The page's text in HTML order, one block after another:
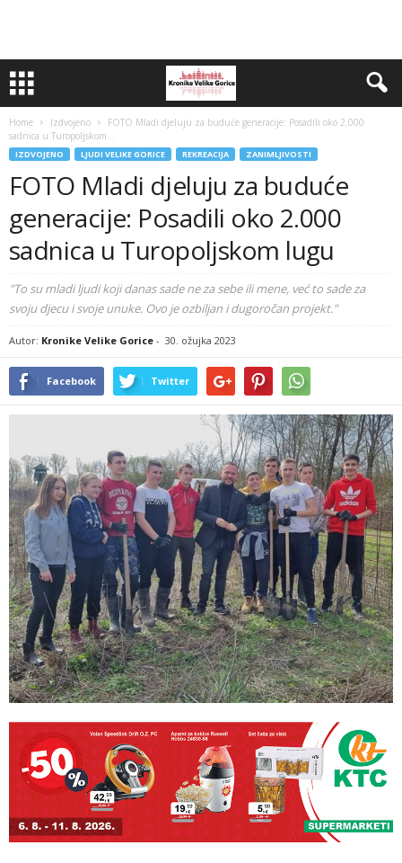
Home Izdvojeno
FOTO Mladi djeluju za buduće generacije: Posadili oko 2.000
sadnica u Turopoljskom...
IZDVOJENO LJUDI VELIKE GORICE REKREACIJA ZANIMLJIVOSTI
FOTO Mladi djeluju za buduće
generacije: Posadili oko 2.000
sadnica u Turopoljskom lugu
"To su mladi ljudi koji danas sade ne za sebe ili mene, već to sade za
svoju djecu i svoje unuke. Ovo je ozbiljan i dugoročan projekt."
Autor: Kronike Velike Gorice - 30. ožujka 2023
Facebook Twitter